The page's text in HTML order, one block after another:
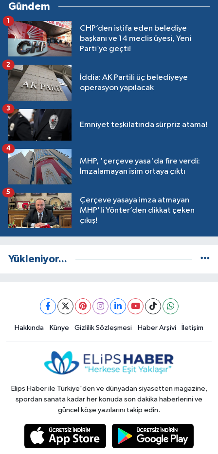
Gündem
CHP’den istifa eden belediye
başkanı ve 14 meclis üyesi, Yeni
Parti’ye geçti!
1
İddia: AK Partili üç belediyeye
operasyon yapılacak
2
Emniyet teşkilatında sürpriz atama!
3
MHP, 'çerçeve yasa'da fire verdi:
İmzalamayan isim ortaya çıktı
4
Çerçeve yasaya imza atmayan
MHP'li Yönter’den dikkat çeken
çıkış!
5
Yükleniyor...
Hakkında Künye Gizlilik Sözleşmesi Haber Arşivi İletişim
Elips Haber ile Türkiye'den ve dünyadan siyasetten magazine,
spordan sanata kadar her konuda son dakika haberlerini ve
güncel köşe yazılarını takip edin.